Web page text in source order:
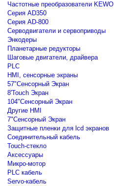
Частотные преобразователи KEWO
Серия AD350
Серия AD-800
Серводвигатели и сервоприводы
Энкодеры
Планетарные редукторы
Шаговые двигатели, драйвера
PLC
HMI, сенсорные экраны
57"Сенсорный Экран
8'Touch Экран
104"Сенсорный Экран
Другие HMI
7"Сенсорный Экран
Защитные пленки для lcd экранов
Соединительный кабель
Touch-стекло
Аксессуары
Микро-мотор
PLC кабель
Servo-кабель